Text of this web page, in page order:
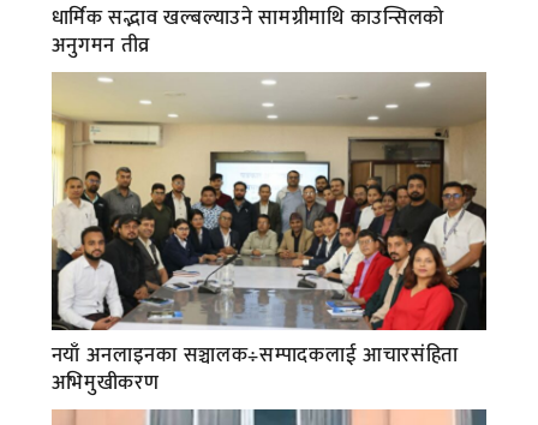
धार्मिक सद्भाव खल्बल्याउने सामग्रीमाथि काउन्सिलको
अनुगमन तीव्र
नयाँ अनलाइनका सञ्चालक÷सम्पादकलाई आचारसंहिता
अभिमुखीकरण